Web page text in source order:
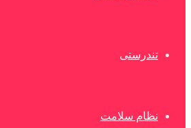
تندرستی
نظام سلامت